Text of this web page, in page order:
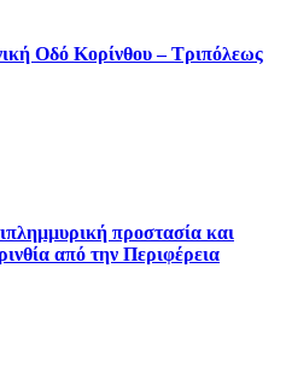
Oδό Κορίνθου – Τριπόλεως
προστασία και
από την Περιφέρεια